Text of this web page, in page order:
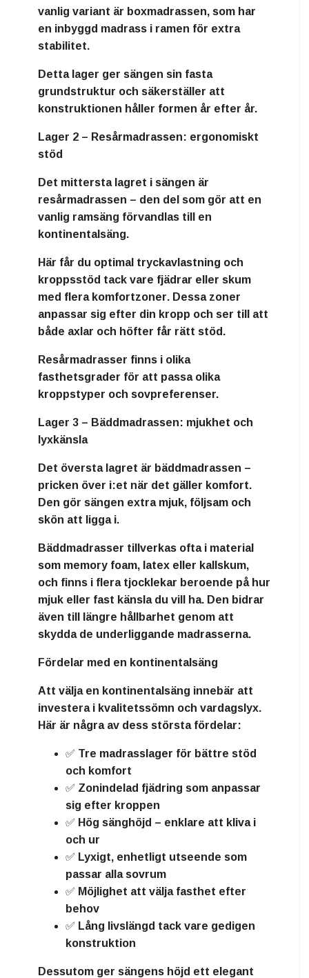
vanlig variant är boxmadrassen, som har
en inbyggd madrass i ramen för extra
stabilitet.
Detta lager ger sängen sin fasta
grundstruktur och säkerställer att
konstruktionen håller formen år efter år.
Lager 2 – Resårmadrassen: ergonomiskt
stöd
Det mittersta lagret i sängen är
resårmadrassen – den del som gör att en
vanlig ramsäng förvandlas till en
kontinentalsäng.
Här får du optimal tryckavlastning och
kroppsstöd tack vare fjädrar eller skum
med flera komfortzoner. Dessa zoner
anpassar sig efter din kropp och ser till att
både axlar och höfter får rätt stöd.
Resårmadrasser finns i olika
fasthetsgrader för att passa olika
kroppstyper och sovpreferenser.
Lager 3 – Bäddmadrassen: mjukhet och
lyxkänsla
Det översta lagret är bäddmadrassen –
pricken över i:et när det gäller komfort.
Den gör sängen extra mjuk, följsam och
skön att ligga i.
Bäddmadrasser tillverkas ofta i material
som memory foam, latex eller kallskum,
och finns i flera tjocklekar beroende på hur
mjuk eller fast känsla du vill ha. Den bidrar
även till längre hållbarhet genom att
skydda de underliggande madrasserna.
Fördelar med en kontinentalsäng
Att välja en kontinentalsäng innebär att
investera i kvalitetssömn och vardagslyx.
Här är några av dess största fördelar:
✅ Tre madrasslager för bättre stöd
och komfort
✅ Zonindelad fjädring som anpassar
sig efter kroppen
✅ Hög sänghöjd – enklare att kliva i
och ur
✅ Lyxigt, enhetligt utseende som
passar alla sovrum
✅ Möjlighet att välja fasthet efter
behov
✅ Lång livslängd tack vare gedigen
konstruktion
Dessutom ger sängens höjd ett elegant